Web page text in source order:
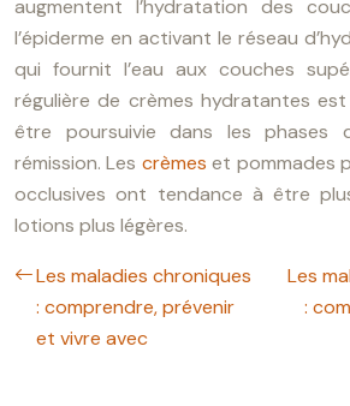
augmentent l’hydratation des
l’épiderme en activant le réseau
qui fournit l’eau aux couches
régulière de crèmes hydratantes
être poursuivie dans les phases
rémission. Les crèmes et pommades
occlusives ont tendance à être
lotions plus légères.
Les maladies chroniques
: comprendre, prévenir
et vivre avec
Les
: